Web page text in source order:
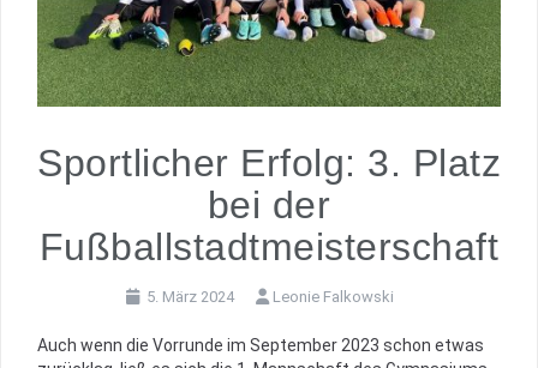
Sportlicher Erfolg: 3. Platz
bei der
Fußballstadtmeisterschaft
5. März 2024 Leonie Falkowski
Auch wenn die Vorrunde im September 2023 schon etwas